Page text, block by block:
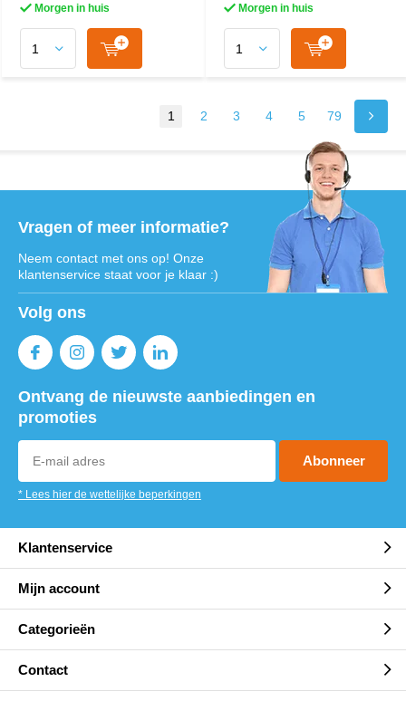
Morgen in huis Morgen in huis
1 2 3 4 5 79
Vragen of meer informatie?
Neem contact met ons op! Onze
klantenservice staat voor je klaar :)
Volg ons
Ontvang de nieuwste aanbiedingen en
promoties
Abonneer
* Lees hier de wettelijke beperkingen
Klantenservice
Mijn account
Categorieën
Contact